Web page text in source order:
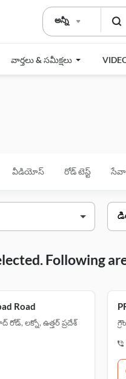
అన్నీ
వార్తలు & సమీక్షలు
వీడియోస్ రోడ్ టెస్ట్ సేవా
Following
Road
రోడ్, లక్నో, ఉత్తర్ ప్రదేశ్